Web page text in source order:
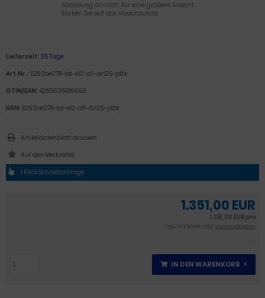
Abbildung ähnlich. Für eine größere Ansicht
klicken Sie auf das Vorschaubild
1.351,00 EUR
1.351,00 EUR pro
zzgl. 19 % MwSt. zzgl.Versandkosten
IN DEN WARENKORB
Lieferzeit: 35 Tage
Art.Nr.: 5293oe078-kst-e12-ofl-dn25-ptfe
GTIN/EAN: 4255635619653
HAN: 5293oe078-kst-e12-ofl-dn25-ptfe
Artikeldatenblatt drucken
1 Klick Schnellanfrage